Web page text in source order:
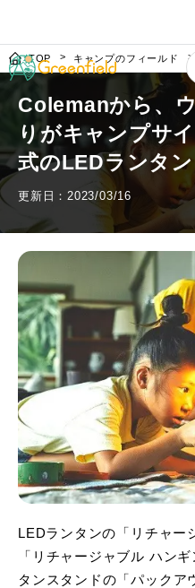
TOP キャンプのフィールド
Colemanから、
りがキャンプサ
式のLEDランタン
更新日：2023/03/16
LEDランタンの「リチャー
「リチャージャブル ハン
タンスタンドの「パックア